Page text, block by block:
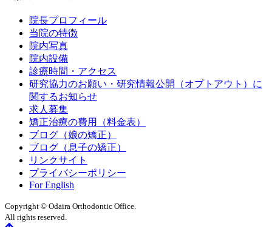
院長プロフィール
当院の特徴
院内写真
院内設備
診療時間・アクセス
研究協力のお願い・研究情報公開（オプトアウト）に
関するお知らせ
求人募集
矯正治療の費用（料金表）
ブログ（娘の矯正）
ブログ（息子の矯正）
リンクサイト
プライバシーポリシー
For English
Copyright © Odaira Orthodontic Office.
All rights reserved.